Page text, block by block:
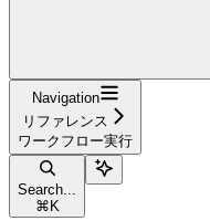
Navigation
リファレンス
ワークフロー実行
Search...
⌘ K